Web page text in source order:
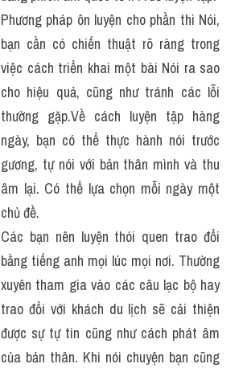
Phương pháp ôn luyện cho phần thi Nói,
bạn cần có chiến thuật rõ ràng trong
việc cách triển khai một bài Nói ra sao
cho hiệu quả, cũng như tránh các lỗi
thường gặp.Về cách luyện tập hàng
ngày, bạn có thể thực hành nói trước
gương, tự nói với bản thân mình và thu
âm lại. Có thể lựa chọn mỗi ngày một
chủ đề.
Các bạn nên luyện thói quen trao đổi
bằng tiếng anh mọi lúc mọi nơi. Thường
xuyên tham gia vào các câu lạc bộ hay
trao đổi với khách du lịch sẽ cải thiện
được sự tự tin cũng như cách phát âm
của bản thân. Khi nói chuyện bạn cũng